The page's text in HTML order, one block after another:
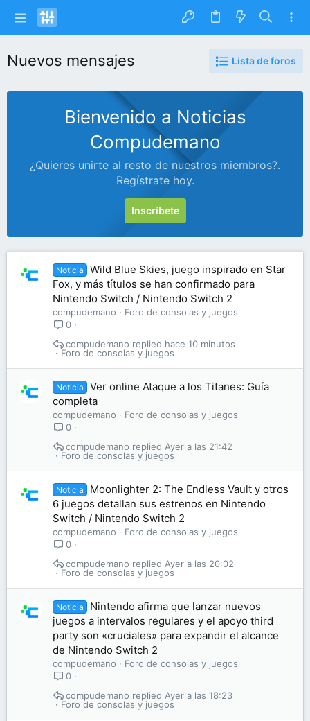
Nuevos mensajes Lista de foros
Bienvenido a Noticias
Compudemano
¿Quieres unirte al resto de nuestros miembros?.
Regístrate hoy.
Inscríbete
Noticia
Wild Blue Skies, juego inspirado en Star
Fox, y más títulos se han confirmado para
Nintendo Switch / Nintendo Switch 2
compudemano
Foro de consolas y juegos
0
Foro de consolas y juegos
hace 10 minutos
compudemano
Noticia
Ver online Ataque a los Titanes: Guía
completa
compudemano
Foro de consolas y juegos
0
Foro de consolas y juegos
Ayer a las 21:42
compudemano
Noticia
Moonlighter 2: The Endless Vault y otros
6 juegos detallan sus estrenos en Nintendo
Switch / Nintendo Switch 2
compudemano
Foro de consolas y juegos
0
Foro de consolas y juegos
Ayer a las 20:02
compudemano
Noticia
Nintendo afirma que lanzar nuevos
juegos a intervalos regulares y el apoyo third
party son «cruciales» para expandir el alcance
de Nintendo Switch 2
compudemano
Foro de consolas y juegos
0
Foro de consolas y juegos
Ayer a las 18:23
compudemano